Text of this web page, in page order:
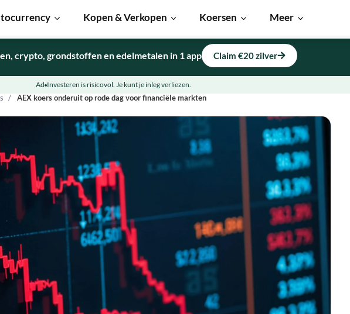
Kopen & Verkopen Koersen Meer
AEX koers onderuit op rode dag voor financiële markten
crypto, grondstoffen en edelmetalen in 1 app Claim €20 zilver
Ad Investeren is risicovol. Je kunt je inleg verliezen.